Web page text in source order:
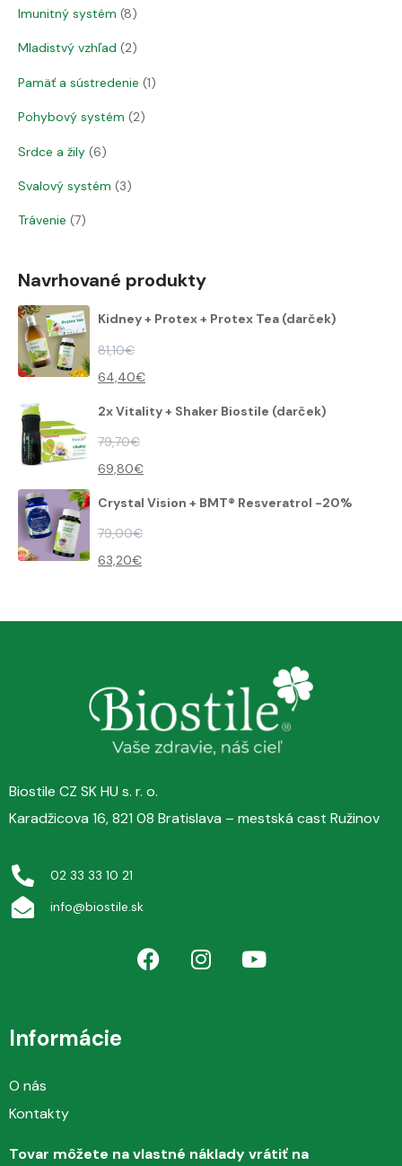
Imunitný systém 8
Mladistvý vzhľad 2
Pamäť a sústredenie 1
Pohybový systém 2
Srdce a žily 6
Svalový systém 3
Trávenie 7
Navrhované produkty
Kidney + Protex + Protex Tea (darček)
81,10€
64,40€
2x Vitality + Shaker Biostile (darček)
79,70€
69,80€
Crystal Vision + BMT® Resveratrol -20%
79,00€
63,20€
Biostile CZ SK HU s. r. o.
Karadžicova 16, 821 08 Bratislava – mestská cast Ružinov
02 33 33 10 21
info@biostile.sk
Informácie
O nás
Kontakty
Tovar môžete na vlastné náklady vrátiť na